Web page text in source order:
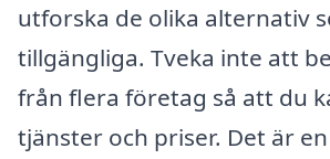
utforska de olika alternativ
tillgängliga. Tveka inte att
från flera företag så att du
tjänster och priser. Det är